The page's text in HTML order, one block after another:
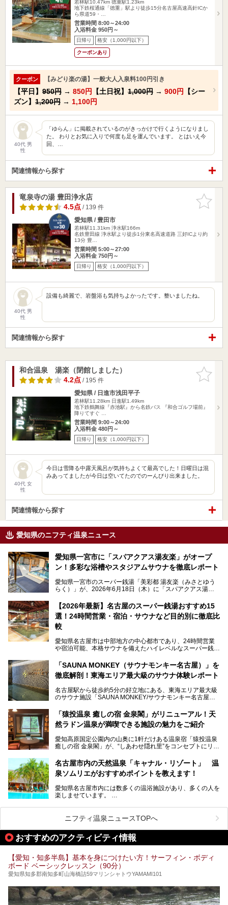
若林駅10.47km 徳重駅1.23km
地下鉄桜通線「徳重」駅より徒歩15分名古屋高速高針ICか
ら県道59・…
営業時間 8:00～24:00
入浴料金 950円～
日帰り 格安（1,000円以下）
クーポンあり
クーポン 【みどり楽の湯】一般大人入泉料100円引き
【平日】 950円 → 850円 【土日祝】 1,000円 → 900円
【シー
ズン】 1,200円 → 1,100円
40代 男
性
「ゆらん」に掲載されているのがきっかけで行くようになりまし
た。 わりとお気に入りで何度も足を運んでいます。 とはいえ今
回、…
関連情報から探す
お気に入
りに追加
竜泉寺の湯 豊田浄水店
4.5点/ 139 件
愛知県 / 豊田市
若林駅11.31km 浄水駅166m
名鉄豊田線 浄水駅より徒歩1分東名高速道路 三好ICより約
13分 豊…
営業時間 5:00～27:00
入浴料金 750円～
日帰り 格安（1,000円以下）
40代 男
性
設備も綺麗で、岩盤浴も気持ちよかったです。整いましたね。
関連情報から探す
お気に入
りに追加
和合温泉 湯楽（閉館しました）
4.2点/ 195 件
愛知県 / 日進市浅田平子
若林駅11.28km 日進駅1.49km
地下鉄鶴舞線『赤池駅』から名鉄バス 『和合ゴルフ場前』
降りてすぐ …
営業時間 9:00～24:00
入浴料金 480円～
日帰り 格安（1,000円以下）
40代 女
性
今日は雪降る中露天風呂が気持ちよくて最高でした！日曜日は混
みあってましたが今日は空いてたのでのーんびり出来ました。
関連情報から探す
愛知県のニフティ温泉ニュース
愛知県一宮市に「スパアクアス湯友楽」がオープ
ン！多彩な浴槽やスタジアムサウナを徹底レポート
愛知県一宮市のスーパー銭湯「美彩都 湯友楽（みさとゆう
らく）」が、2026年6月18日（木）に「スパアクアス湯友
この地で30年にわたり愛され続けてきた施設だからこそ、
地元住民をはじめオープンを待ちわびている人も多いのでは
ないでしょうか。
老朽化した設備の補修を機に、2年前からじっくり構想を練
ってきたというだけあって、館内の充実度は想像以上。
以前の4倍に拡張したという露天エリアや10の浴槽、40人収
容の巨大なスタジアムサウナに、岩盤浴やリラクゼーション
までまるごと楽しめる施設に生まれ変わりました。
今回は、全面リニューアルして新しくなった「スパアクアス
【2026年最新】名古屋のスーパー銭湯おすすめ15
選！24時間営業・宿泊・サウナなど目的別に徹底比
較
愛知県名古屋市は中部地方の中心都市であり、24時間営業
や宿泊可能、本格サウナを備えたハイレベルなスーパー銭湯
そのため、「日々の仕事の疲れを心身ともにリセットした
い」「休日に時間を忘れて1日中ダラダラ過ごしたい」「コ
くある点が魅力です！
お好みの温泉施設を見つけて楽しんでくださいね。
「SAUNA MONKEY（サウナモンキー名古屋）」を
徹底解剖！東海エリア最大級のサウナ体験レポート
名古屋駅から徒歩約5分の好立地にある、東海エリア最大級
のサウナ施設「SAUNA MONKEY/サウナモンキー名古屋」
「名古屋駅周辺ってサウナが少ないよね」という声をよく耳
にするだけあり、アクセスの良さにも胸が高鳴ります。
今回は普段は男性専用となっているパブリックサウナが、女
さっそく取材してきました！
「猿投温泉 癒しの宿 金泉閣」がリニューアル！天
然ラドン温泉が満喫できる施設の魅力をご紹介
愛知高原国定公園内の山奥に1軒だけある温泉宿「猿投温泉
癒しの宿 金泉閣」が、“しあわせ隠れ里”をコンセプトにリニ
天然ラドン温泉が堪能できるお風呂や、新設・改装された客
室、地元の食材と温泉水で作られたお料理……。
ご紹介します。
名古屋市内の天然温泉「キャナル・リゾート」 温
泉ソムリエがおすすめポイントを教えます！
愛知県名古屋市内には数多くの温浴施設があり、多くの人を
楽しませています。
ムリエの目線で紹介していきます！
名古屋市内にはスーパー銭湯や日帰り温泉が多く、「どこに
行こうかな？」と悩んでしまう方も多いと思います。
ぜひこの記事を参考にして「キャナル・リゾート」に出かけ
てみるのはいかがでしょうか？
ニフティ温泉ニュースTOPへ
おすすめのアクティビティ情報
【愛知・知多半島】基本を身につけたい方！サーフィン・ボディ
ボード ベーシックレッスン（90分）
愛知県知多郡南知多町山海橋詰59マリンシャトウYAMAMI101